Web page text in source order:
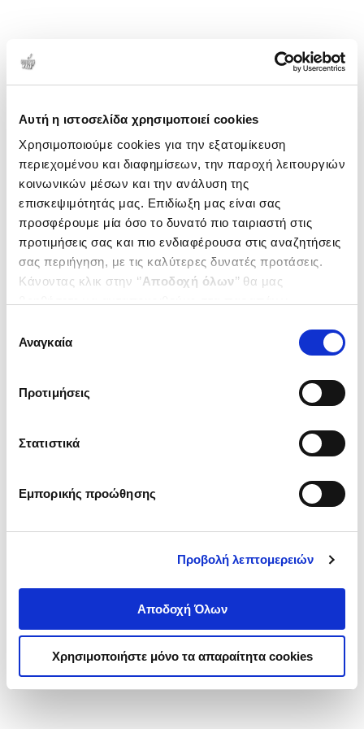
Αυτή η ιστοσελίδα χρησιμοποιεί cookies
Χρησιμοποιούμε cookies για την εξατομίκευση
περιεχομένου και διαφημίσεων, την παροχή λειτουργιών
κοινωνικών μέσων και την ανάλυση της
επισκεψιμότητάς μας. Επιδίωξη μας είναι σας
προσφέρουμε μία όσο το δυνατό πιο ταιριαστή στις
προτιμήσεις σας και πιο ενδιαφέρουσα στις αναζητήσεις
σας περιήγηση, με τις καλύτερες δυνατές προτάσεις.
Κάνοντας κλικ στην ‘’Αποδοχή όλων’’ θα μας
ενδιαφέρουν και να επιλέξετε από τα παρακάτω με την
΄΄και να ενημερωθείτε σχετικά με
συγκατάθεσης
Αναγκαία
Προτιμήσεις
Στατιστικά
Εμπορικής προώθησης
Προβολή λεπτομερειών
Αποδοχή Όλων
Χρησιμοποιήστε μόνο τα απαραίτητα cookies